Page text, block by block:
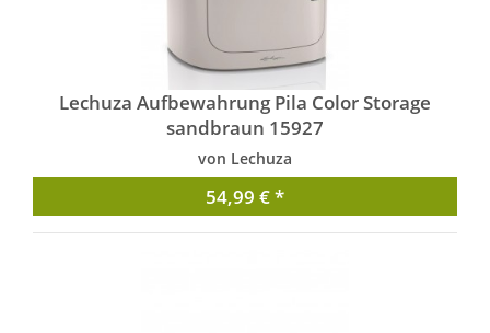
Lechuza Aufbewahrung Pila Color Storage
sandbraun 15927
von Lechuza
54,99 € *